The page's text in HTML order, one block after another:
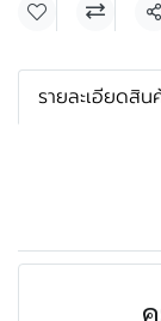
รายละเอียดสิน